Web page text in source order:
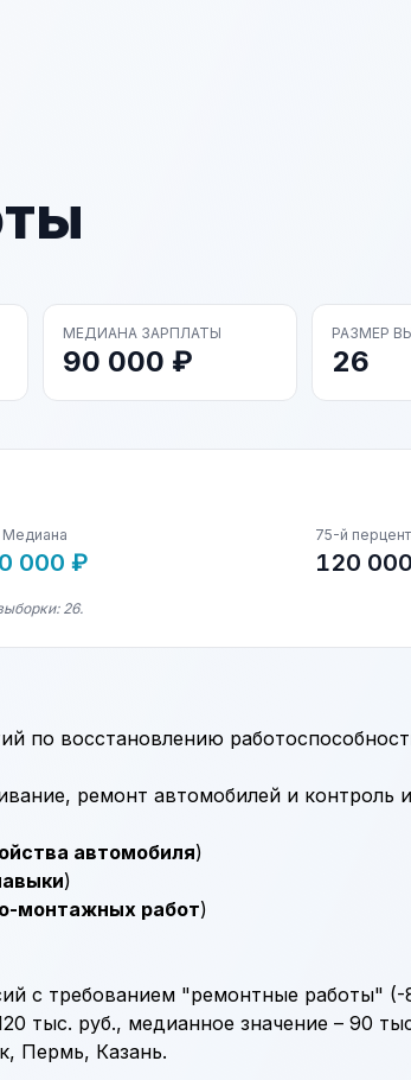
МЕДИАНА ЗАРПЛАТЫ
90 000 ₽
РАЗМЕР
26
Медиана
000 ₽
75-й
120
26.
по восстановлению
ремонт автомобилей и контроль
автомобиля)
)
монтажных работ)
с требованием "ремонтные работы" (-
тыс. руб., медианное значение – 90
Пермь, Казань.